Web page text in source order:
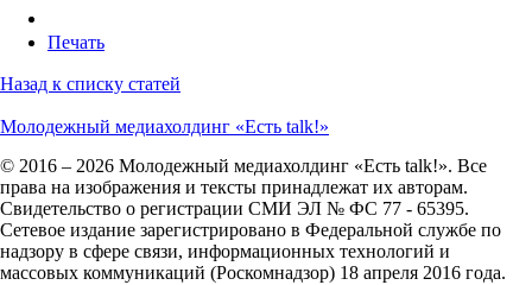
Печать
Назад к списку статей
Молодежный медиахолдинг «Есть talk!»
© 2016 – 2026 Молодежный медиахолдинг «Есть talk!». Все
права на изображения и тексты принадлежат их авторам.
Свидетельство о регистрации СМИ ЭЛ № ФС 77 - 65395.
Сетевое издание зарегистрировано в Федеральной службе по
надзору в сфере связи, информационных технологий и
массовых коммуникаций (Роскомнадзор) 18 апреля 2016 года.